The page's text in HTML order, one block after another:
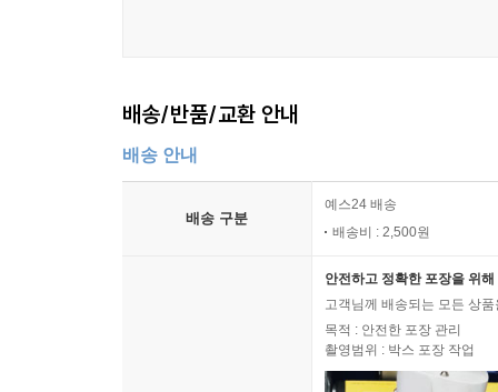
배송/반품/교환 안내
배송 안내
배송 구분
예스24 배송
배송비 : 2,500원
안전하고 정확한 포장을 위
고객님께 배송되는 모든 상
목적 : 안전한 포장 관리
촬영범위 : 박스 포장 작업